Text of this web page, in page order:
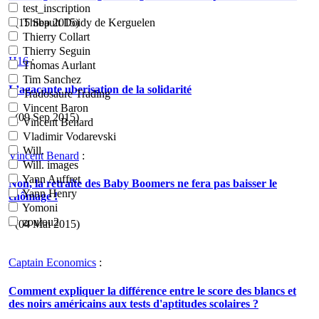
test_inscription
Thibault Doidy de Kerguelen
Thierry Collart
Thierry Seguin
Thomas Aurlant
Tim Sanchez
Tradosaure Trading
Vincent Baron
Vincent Benard
Vladimir Vodarevski
Will.
Will. images
Yann Auffret
Yann Henry
Yomoni
zoulou2
- (15 Sep 2015)
H16:
L’agaçante uberisation de la solidarité
- (09 Sep 2015)
Vincent Benard :
Non, la retraite des Baby Boomers ne fera pas baisser le
chômage !
- (04 Mai 2015)
Captain Economics :
Comment expliquer la différence entre le score des blancs et
des noirs américains aux tests d'aptitudes scolaires ?